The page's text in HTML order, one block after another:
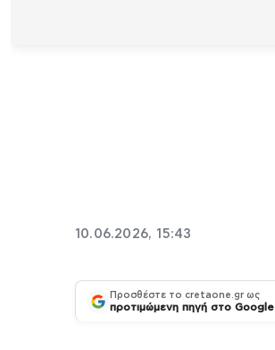
10.06.2026, 15:43
Προσθέστε το cretaone.gr ως
προτιμώμενη πηγή στο Google